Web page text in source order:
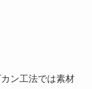
ン工法では素材